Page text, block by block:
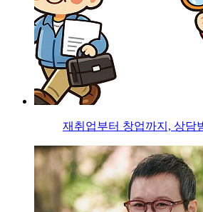
재취업부터 창업까지, 상담